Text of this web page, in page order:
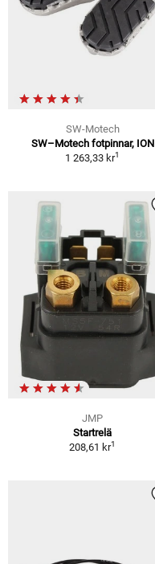
SW-Motech
SW–Motech fotpinnar, ION
1 263,33 kr1
JMP
Startrelä
208,61 kr1